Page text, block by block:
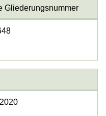
Gliederungsnummer